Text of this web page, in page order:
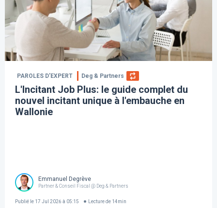
PAROLES D’EXPERT Deg & Partners
L'Incitant Job Plus: le guide complet du
nouvel incitant unique à l'embauche en
Wallonie
Emmanuel Degrève
Partner & Conseil Fiscal @ Deg & Partners
Publié le 17 Jul 2026 à 05:15 Lecture de 14min